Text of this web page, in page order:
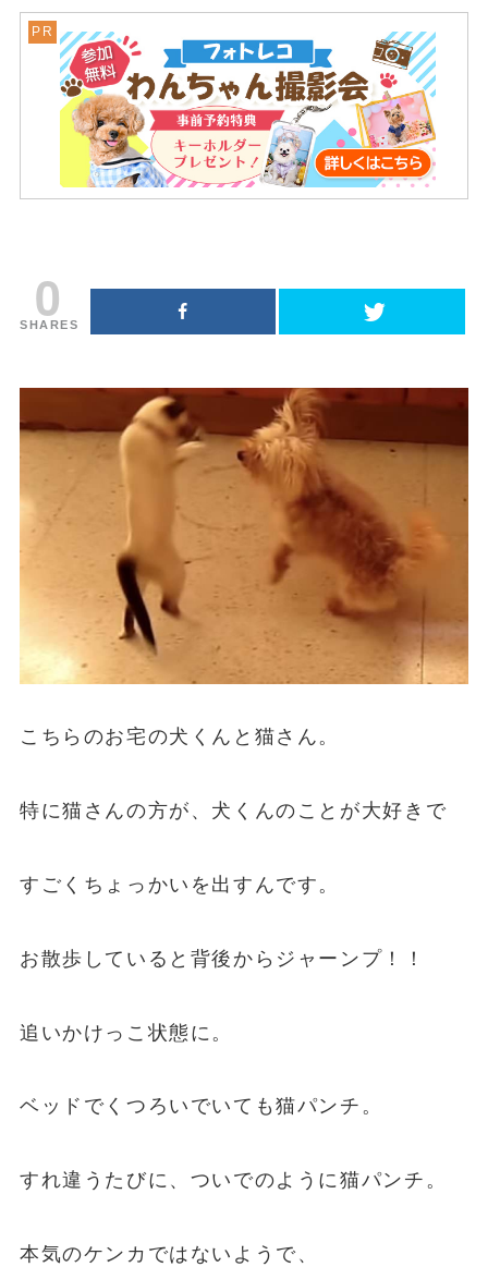
0
SHARES
こちらのお宅の犬くんと猫さん。
特に猫さんの方が、犬くんのことが大好きで
すごくちょっかいを出すんです。
お散歩していると背後からジャーンプ！！
追いかけっこ状態に。
ベッドでくつろいでいても猫パンチ。
すれ違うたびに、ついでのように猫パンチ。
本気のケンカではないようで、